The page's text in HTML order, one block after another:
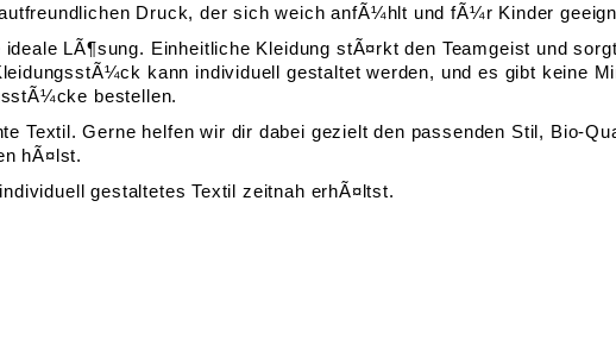
Druck, der sich weich anfÃ¼hlt und fÃ¼r Kinder
LÃ¶sung. Einheitliche Kleidung stÃ¤rkt den Teamgeist und
kann individuell gestaltet werden, und es gibt keine
bestellen.
Textil. Gerne helfen wir dir dabei gezielt den passenden Stil, Bio-
hÃ¤lst.
gestaltetes Textil zeitnah erhÃ¤ltst.